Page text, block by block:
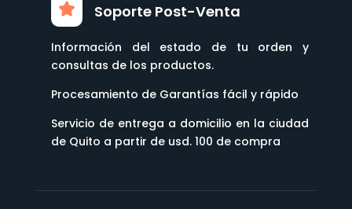
Soporte Post-Venta
Información del estado de tu orden y
consultas de los productos.
Procesamiento de Garantías fácil y rápido
Servicio de entrega a domicilio en la ciudad
de Quito a partir de usd. 100 de compra